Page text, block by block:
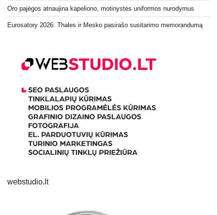
Oro pajėgos atnaujina kapeliono, motinystės uniformos nurodymus
Eurosatory 2026: Thales ir Mesko pasirašo susitarimo memorandumą
webstudio.lt